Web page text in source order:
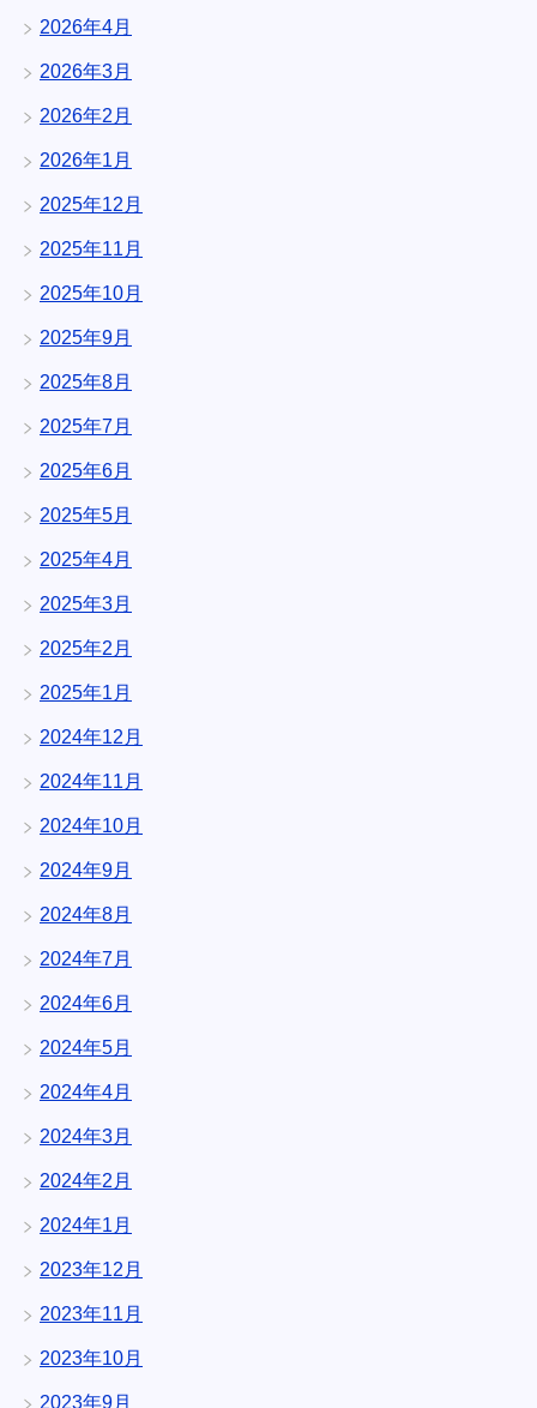
2026年4月
2026年3月
2026年2月
2026年1月
2025年12月
2025年11月
2025年10月
2025年9月
2025年8月
2025年7月
2025年6月
2025年5月
2025年4月
2025年3月
2025年2月
2025年1月
2024年12月
2024年11月
2024年10月
2024年9月
2024年8月
2024年7月
2024年6月
2024年5月
2024年4月
2024年3月
2024年2月
2024年1月
2023年12月
2023年11月
2023年10月
2023年9月